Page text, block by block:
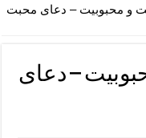
محبت شوهر
روزی‌ بخش
من اظهر الجمیل برای
مخصوص مستجاب الدعوه
و محبوبیت – دعای محبت
– دعای